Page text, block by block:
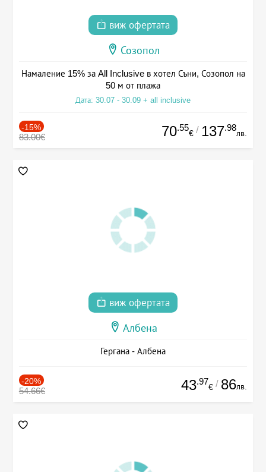
виж офертата
Созопол
Намаление 15% за All Inclusive в хотел Съни, Созопол на
50 м от плажа
Дата: 30.07 - 30.09 + all inclusive
-15%
83.00€ 70.55
€ / 137.98
лв.
виж офертата
Албена
Гергана - Албена
-20%
54.66€ 43.97
€ / 86лв.